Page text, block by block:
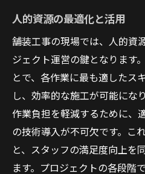
人的資源の最適化と活用
舗装工事の現場では、人的資
ジェクト運営の鍵となります
とで、各作業に最も適したス
し、効率的な施工が可能にな
作業負担を軽減するために、
の技術導入が不可欠です。こ
と、スタッフの満足度向上を
ます。プロジェクトの各段階